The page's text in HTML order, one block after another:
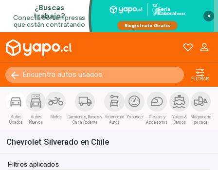
×
FILTRAR
Autos
Usados
Autos
Nuevos
Motos
Camiones, Buses y
Casa Rodante
Arriendo de
Autos
Yo busco
Piezas y
Accesorios
Yates &
Barcos
Maquinaria
pesada
Chevrolet Silverado en Chile
Filtros aplicados